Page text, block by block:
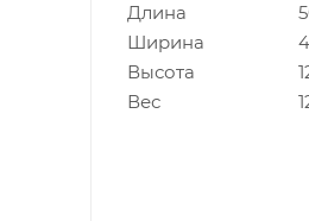
Длина
Ширина
Высота
Вес